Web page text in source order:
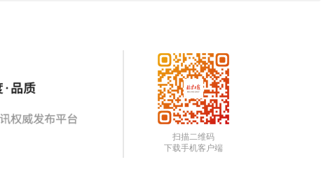
扫描二维码
下载手机客户端